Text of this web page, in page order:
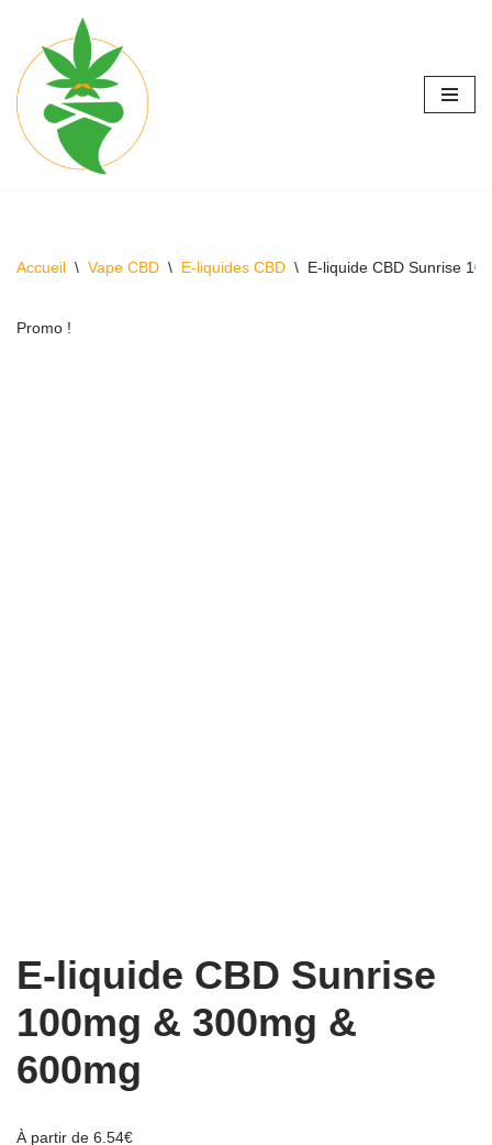
Aller
au
contenu
Accueil \ Vape CBD \ E-liquides CBD \ E-liquide CBD Sunrise
Promo !
E-liquide CBD Sunrise
100mg & 300mg &
600mg
À partir de 6.54€